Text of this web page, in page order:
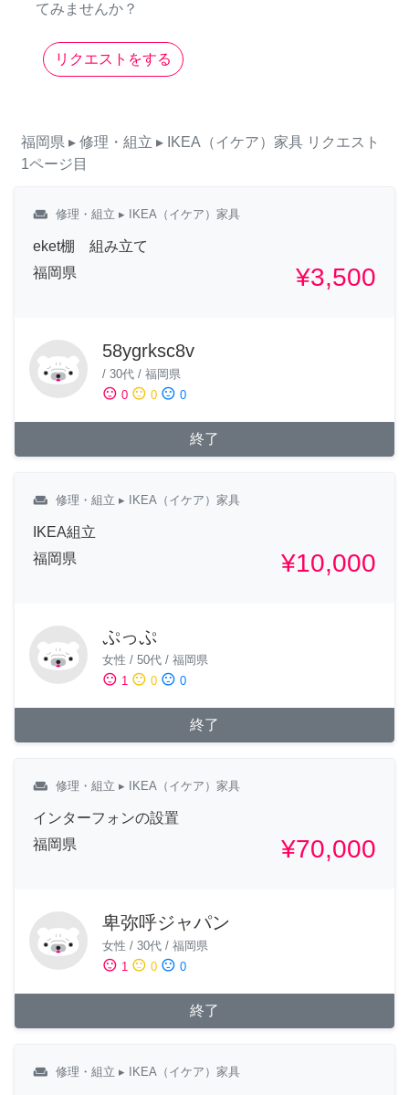
てみませんか？
リクエストをする
福岡県 ▸ 修理・組立 ▸ IKEA（イケア）家具 リクエスト
1ページ目
weekend 修理・組立 ▸ IKEA（イケア）家具
eket棚 組み立て
福岡県
¥3,500
58ygrksc8v
/ 30代 / 福岡県
sentiment_satisfied 0 sentiment_neutral 0 sentiment_dissatisfied 0
終了
weekend 修理・組立 ▸ IKEA（イケア）家具
IKEA組立
福岡県
¥10,000
ぷっぷ
女性 / 50代 / 福岡県
sentiment_satisfied 1 sentiment_neutral 0 sentiment_dissatisfied 0
終了
weekend 修理・組立 ▸ IKEA（イケア）家具
インターフォンの設置
福岡県
¥70,000
卑弥呼ジャパン
女性 / 30代 / 福岡県
sentiment_satisfied 1 sentiment_neutral 0 sentiment_dissatisfied 0
終了
weekend 修理・組立 ▸ IKEA（イケア）家具